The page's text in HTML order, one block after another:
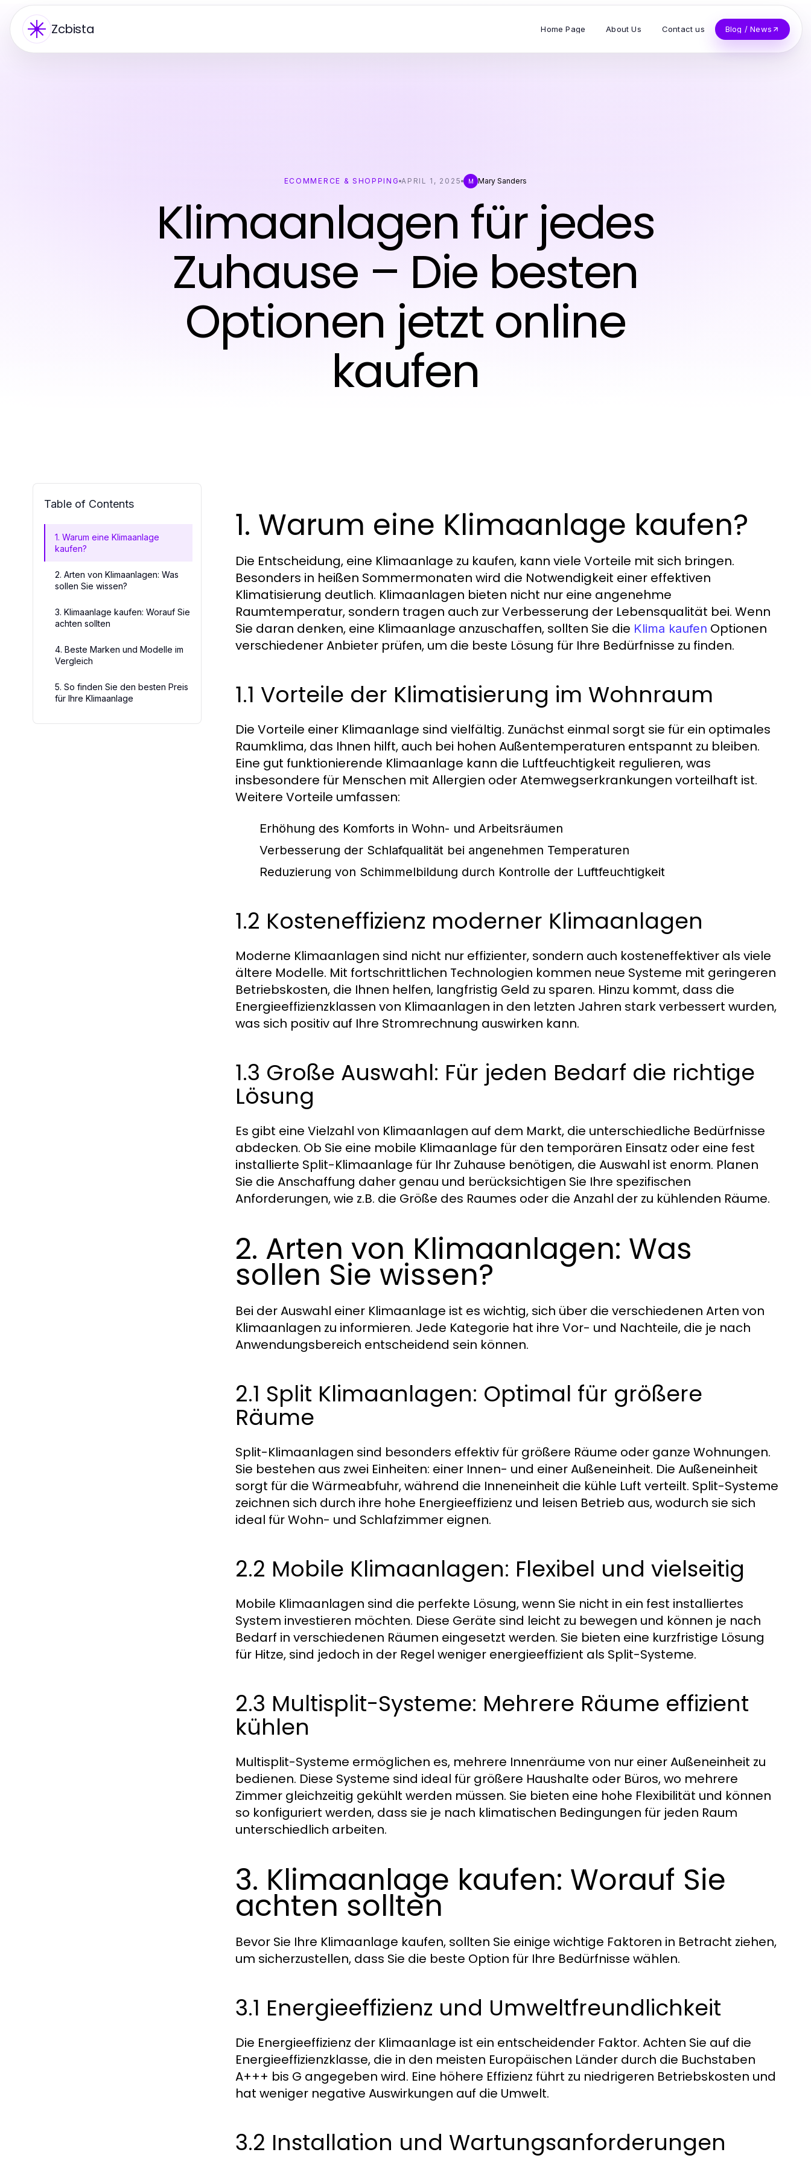
Zcbista Home Page About Us Contact us Blog / News
ECOMMERCE & SHOPPING APRIL 1, 2025 M Mary Sanders
Klimaanlagen für jedes
Zuhause – Die besten
Optionen jetzt online
kaufen
Table of Contents
1. Warum eine Klimaanlage
kaufen?
2. Arten von Klimaanlagen: Was
sollen Sie wissen?
3. Klimaanlage kaufen: Worauf Sie
achten sollten
4. Beste Marken und Modelle im
Vergleich
5. So finden Sie den besten Preis
für Ihre Klimaanlage
1. Warum eine Klimaanlage kaufen?
Die Entscheidung, eine Klimaanlage zu kaufen, kann viele Vorteile mit sich bringen.
Besonders in heißen Sommermonaten wird die Notwendigkeit einer effektiven
Klimatisierung deutlich. Klimaanlagen bieten nicht nur eine angenehme
Raumtemperatur, sondern tragen auch zur Verbesserung der Lebensqualität bei. Wenn
Sie daran denken, eine Klimaanlage anzuschaffen, sollten Sie die Klima kaufen Optionen
verschiedener Anbieter prüfen, um die beste Lösung für Ihre Bedürfnisse zu finden.
1.1 Vorteile der Klimatisierung im Wohnraum
Die Vorteile einer Klimaanlage sind vielfältig. Zunächst einmal sorgt sie für ein optimales
Raumklima, das Ihnen hilft, auch bei hohen Außentemperaturen entspannt zu bleiben.
Eine gut funktionierende Klimaanlage kann die Luftfeuchtigkeit regulieren, was
insbesondere für Menschen mit Allergien oder Atemwegserkrankungen vorteilhaft ist.
Weitere Vorteile umfassen:
Erhöhung des Komforts in Wohn- und Arbeitsräumen
Verbesserung der Schlafqualität bei angenehmen Temperaturen
Reduzierung von Schimmelbildung durch Kontrolle der Luftfeuchtigkeit
1.2 Kosteneffizienz moderner Klimaanlagen
Moderne Klimaanlagen sind nicht nur effizienter, sondern auch kosteneffektiver als viele
ältere Modelle. Mit fortschrittlichen Technologien kommen neue Systeme mit geringeren
Betriebskosten, die Ihnen helfen, langfristig Geld zu sparen. Hinzu kommt, dass die
Energieeffizienzklassen von Klimaanlagen in den letzten Jahren stark verbessert wurden,
was sich positiv auf Ihre Stromrechnung auswirken kann.
1.3 Große Auswahl: Für jeden Bedarf die richtige
Lösung
Es gibt eine Vielzahl von Klimaanlagen auf dem Markt, die unterschiedliche Bedürfnisse
abdecken. Ob Sie eine mobile Klimaanlage für den temporären Einsatz oder eine fest
installierte Split-Klimaanlage für Ihr Zuhause benötigen, die Auswahl ist enorm. Planen
Sie die Anschaffung daher genau und berücksichtigen Sie Ihre spezifischen
Anforderungen, wie z.B. die Größe des Raumes oder die Anzahl der zu kühlenden Räume.
2. Arten von Klimaanlagen: Was
sollen Sie wissen?
Bei der Auswahl einer Klimaanlage ist es wichtig, sich über die verschiedenen Arten von
Klimaanlagen zu informieren. Jede Kategorie hat ihre Vor- und Nachteile, die je nach
Anwendungsbereich entscheidend sein können.
2.1 Split Klimaanlagen: Optimal für größere
Räume
Split-Klimaanlagen sind besonders effektiv für größere Räume oder ganze Wohnungen.
Sie bestehen aus zwei Einheiten: einer Innen- und einer Außeneinheit. Die Außeneinheit
sorgt für die Wärmeabfuhr, während die Inneneinheit die kühle Luft verteilt. Split-Systeme
zeichnen sich durch ihre hohe Energieeffizienz und leisen Betrieb aus, wodurch sie sich
ideal für Wohn- und Schlafzimmer eignen.
2.2 Mobile Klimaanlagen: Flexibel und vielseitig
Mobile Klimaanlagen sind die perfekte Lösung, wenn Sie nicht in ein fest installiertes
System investieren möchten. Diese Geräte sind leicht zu bewegen und können je nach
Bedarf in verschiedenen Räumen eingesetzt werden. Sie bieten eine kurzfristige Lösung
für Hitze, sind jedoch in der Regel weniger energieeffizient als Split-Systeme.
2.3 Multisplit-Systeme: Mehrere Räume effizient
kühlen
Multisplit-Systeme ermöglichen es, mehrere Innenräume von nur einer Außeneinheit zu
bedienen. Diese Systeme sind ideal für größere Haushalte oder Büros, wo mehrere
Zimmer gleichzeitig gekühlt werden müssen. Sie bieten eine hohe Flexibilität und können
so konfiguriert werden, dass sie je nach klimatischen Bedingungen für jeden Raum
unterschiedlich arbeiten.
3. Klimaanlage kaufen: Worauf Sie
achten sollten
Bevor Sie Ihre Klimaanlage kaufen, sollten Sie einige wichtige Faktoren in Betracht ziehen,
um sicherzustellen, dass Sie die beste Option für Ihre Bedürfnisse wählen.
3.1 Energieeffizienz und Umweltfreundlichkeit
Die Energieeffizienz der Klimaanlage ist ein entscheidender Faktor. Achten Sie auf die
Energieeffizienzklasse, die in den meisten Europäischen Länder durch die Buchstaben
A+++ bis G angegeben wird. Eine höhere Effizienz führt zu niedrigeren Betriebskosten und
hat weniger negative Auswirkungen auf die Umwelt.
3.2 Installation und Wartungsanforderungen